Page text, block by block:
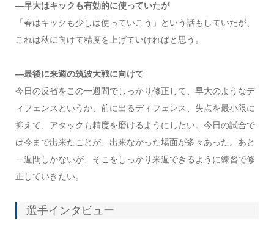
―早大はキックも有効的に使っていたが
「春はキックも少しは使っていこう」という話もしていたが、
これは秋に向けて精度を上げていければと思う。
―最後に来週の筑波大戦に向けて
今日の反省をこの一週間でしっかり修正して、早大のようなデ
ィフェンスというか、前に出るディフェンス、失点を最小限に
抑えて、アタックも精度を磨けるようにしたい。今日の試合で
は今まで出来たことが、出来なかった場面が多々あった。あと
一週間しかないが、そこをしっかり来週できるように練習で修
正していきたい。
選手インタビュー